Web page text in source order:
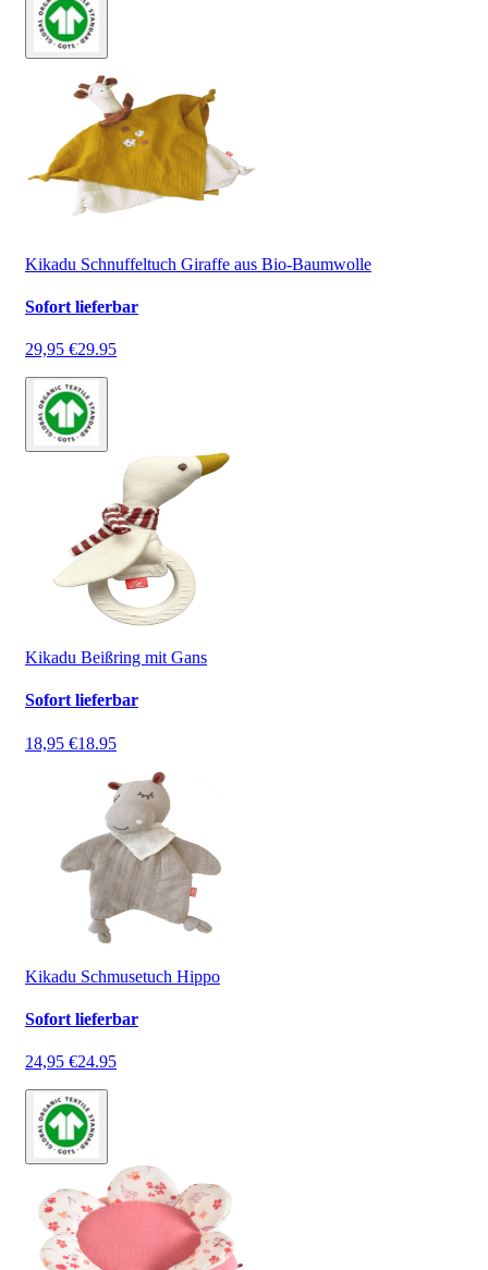
Kikadu Schnuffeltuch Giraffe aus Bio-Baumwolle
Sofort lieferbar
29,95 €29.95
Kikadu Beißring mit Gans
Sofort lieferbar
18,95 €18.95
Kikadu Schmusetuch Hippo
Sofort lieferbar
24,95 €24.95